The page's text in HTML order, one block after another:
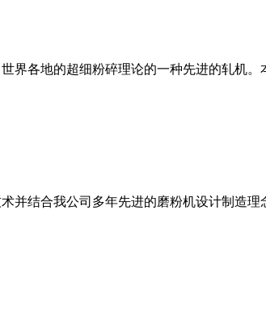
界各地的超细粉碎理论的一种先进的轧机
并结合我公司多年先进的磨粉机设计制造